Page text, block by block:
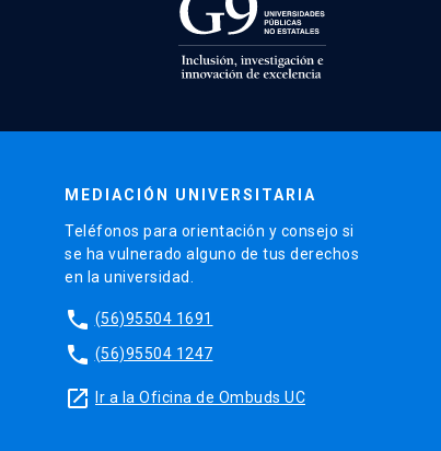
MEDIACIÓN UNIVERSITARIA
Teléfonos para orientación y consejo si
se ha vulnerado alguno de tus derechos
en la universidad.
phone (56)95504 1691
phone (56)95504 1247
launch Ir a la Oficina de Ombuds UC